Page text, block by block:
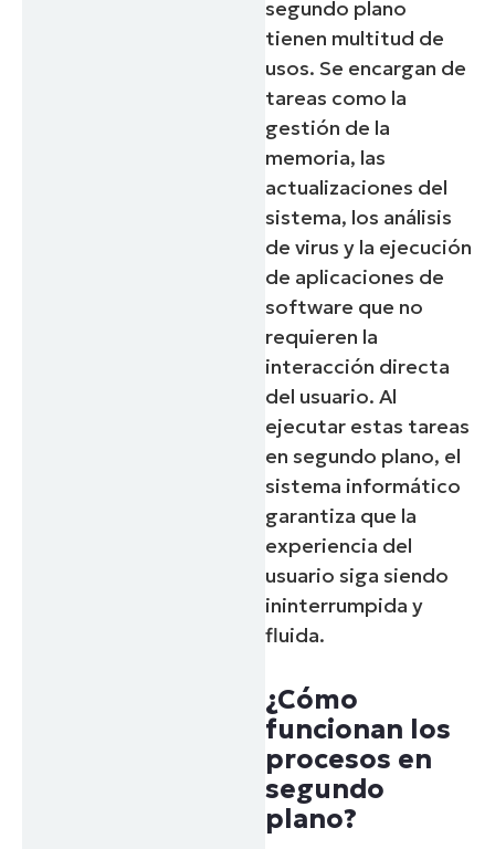
segundo plano
tienen multitud de
usos. Se encargan de
tareas como la
gestión de la
memoria, las
actualizaciones del
sistema, los análisis
de virus y la ejecución
de aplicaciones de
software que no
requieren la
interacción directa
del usuario. Al
ejecutar estas tareas
en segundo plano, el
sistema informático
garantiza que la
experiencia del
usuario siga siendo
ininterrumpida y
fluida.
¿Cómo
funcionan los
procesos en
segundo
plano?